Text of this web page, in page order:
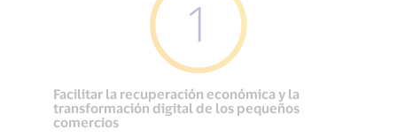
Facilitar la recuperación económica y la
transformación digital de los pequeños
comercios